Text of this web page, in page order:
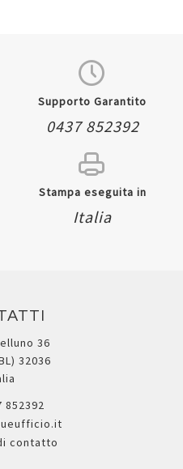
Supporto Garantito
0437 852392
Stampa eseguita in
Italia
36
32036
852392
contatto